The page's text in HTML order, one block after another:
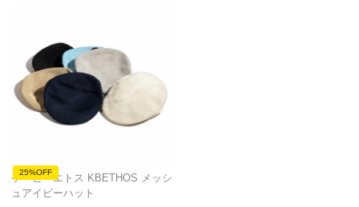
25%OFF
ケービーエトス KBETHOS メッシ
ュアイビーハット